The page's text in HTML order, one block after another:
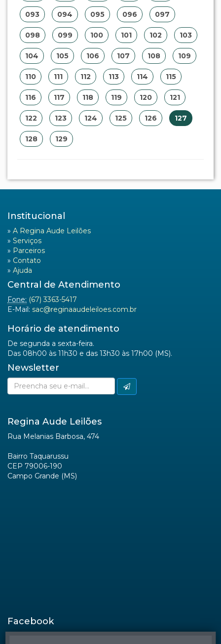
093 094 095 096 097
098 099 100 101 102 103
104 105 106 107 108 109
110 111 112 113 114 115
116 117 118 119 120 121
122 123 124 125 126 127
128 129
Institucional
» A Regina Aude Leilões
» Serviços
» Parceiros
» Contato
» Ajuda
Central de Atendimento
Fone: (67) 3363-5417
E-Mail: sac@reginaaudeleiloes.com.br
Horário de atendimento
De segunda a sexta-feira.
Das 08h00 às 11h30 e das 13h30 às 17h00 (MS).
Newsletter
Regina Aude Leilões
Rua Melanias Barbosa, 474
Bairro Taquarussu
CEP 79006-190
Campo Grande (MS)
Facebook